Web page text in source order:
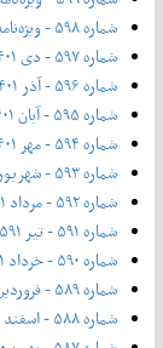
شماره ۵۹۸ - ویژه‌نامه چهل و یکمین جشنواره فیلم فجر
شماره ۵۹۷ - دی ۱۴۰۱
شماره ۵۹۶ - آذر ۱۴۰۱
شماره ۵۹۵ - آبان ۱۴۰۱
شماره ۵۹۴ - مهر ۱۴۰۱
شماره ۵۹۳ - شهریور ۱۴۰۱ ویژه‌نامه روز ملی سینما
شماره ۵۹۲ - مرداد ۱۴۰۱
شماره ۵۹۱ - تیر ۵۹۱
شماره ۵۹۰ - خرداد ۱۴۰۱
شماره ۵۸۹ - فروردین ۱۴۰۱
شماره ۵۸۸ - اسفند ۱۴۰۰